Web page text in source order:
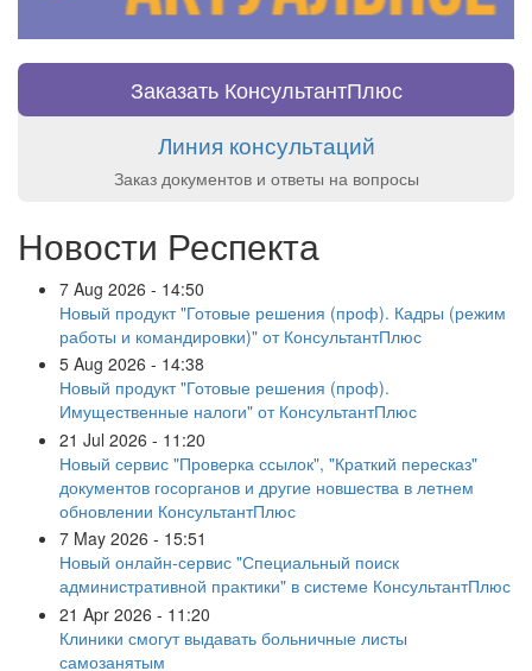
Заказать КонсультантПлюс
Линия консультаций
Заказ документов и ответы на вопросы
Новости Респекта
7 Aug 2026 - 14:50
Новый продукт "Готовые решения (проф). Кадры (режим
работы и командировки)" от КонсультантПлюс
5 Aug 2026 - 14:38
Новый продукт "Готовые решения (проф).
Имущественные налоги" от КонсультантПлюс
21 Jul 2026 - 11:20
Новый сервис "Проверка ссылок", "Краткий пересказ"
документов госорганов и другие новшества в летнем
обновлении КонсультантПлюс
7 May 2026 - 15:51
Новый онлайн-сервис "Специальный поиск
административной практики" в системе КонсультантПлюс
21 Apr 2026 - 11:20
Клиники смогут выдавать больничные листы
самозанятым